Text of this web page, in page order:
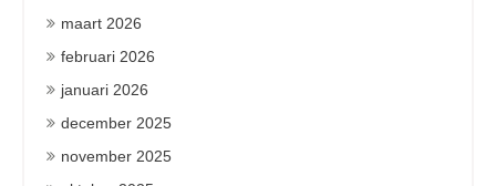
maart 2026
februari 2026
januari 2026
december 2025
november 2025